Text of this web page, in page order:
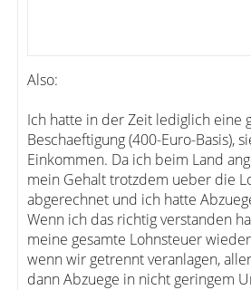
Also:
Ich hatte in der Zeit lediglich eine
Beschaeftigung (400-Euro-Basis),
Einkommen. Da ich beim Land
mein Gehalt trotzdem ueber die
abgerechnet und ich hatte
Wenn ich das richtig verstanden
meine gesamte Lohnsteuer
wenn wir getrennt veranlagen,
dann Abzuege in nicht geringem